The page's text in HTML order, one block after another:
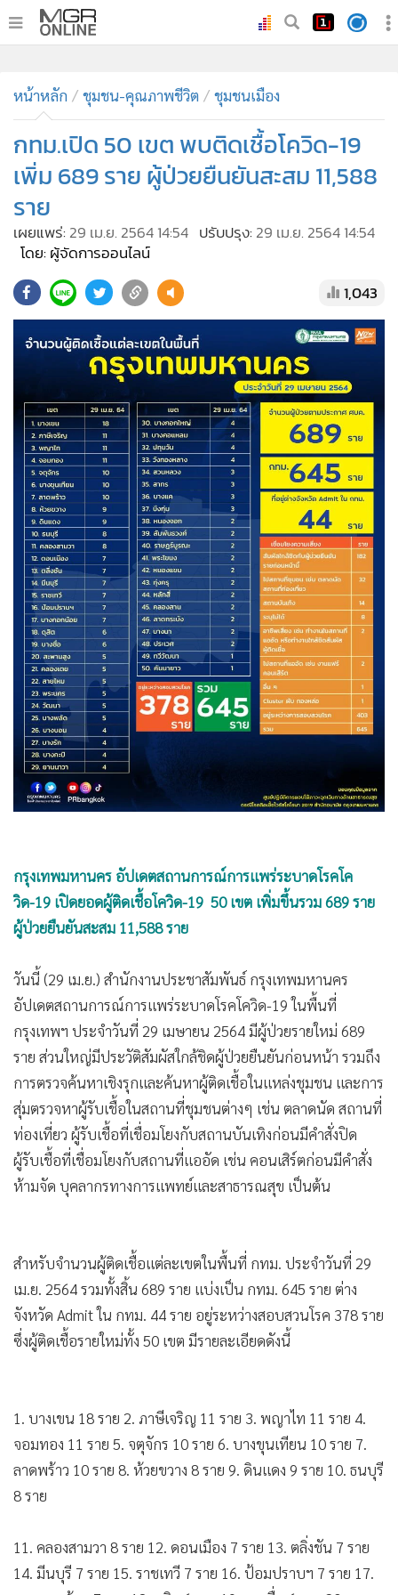
• ทันเหตุการณ์
• ภาคใต้
• ภูมิภาค
• Online Section
• บันเทิง
• ผู้จัดการรายวัน
คอลัมนิสต์
• ละคร
• CbizReview
Cyber BIZ
Good health & Well-being
• Green Innovation & SD
Management & HR
MGR Live
Infographic
การเมือง
ท่องเที่ยว
กีฬา
ต่างประเทศ
Special Scoop
เศรษฐกิจ-ธุรกิจ
จีน
ชุมชน-คุณภาพชีวิต
อาชญากรรม
Motoring
• เกม
• SMEs
• หุ้น
• อินโดจีน
• Celeb Online
• Factcheck
• ญี่ปุ่น
• News1
• Gotomanager
หน้าหลัก ชุมชน-คุณภาพชีวิต ชุมชนเมือง
กทม.เปิด 50 เขต พบติดเชื้อโควิด-19
เพิ่ม 689 ราย ผู้ป่วยยืนยันสะสม 11,588
ราย
เผยแพร่: 29 เม.ย. 2564 14:54 ปรับปรุง: 29 เม.ย. 2564 14:54
โดย: ผู้จัดการออนไลน์
1,043
กรุงเทพมหานคร อัปเดตสถานการณ์การแพร่ระบาดโรคโค
วิด-19 เปิดยอดผู้ติดเชื้อโควิด-19 50 เขต เพิ่มขึ้นรวม 689 ราย
ผู้ป่วยยืนยันสะสม 11,588 ราย
วันนี้ (29 เม.ย.) สำนักงานประชาสัมพันธ์ กรุงเทพมหานคร
อัปเดตสถานการณ์การแพร่ระบาดโรคโควิด-19 ในพื้นที่
กรุงเทพฯ ประจำวันที่ 29 เมษายน 2564 มีผู้ป่วยรายใหม่ 689
ราย ส่วนใหญ่มีประวัติสัมผัสใกล้ชิดผู้ป่วยยืนยันก่อนหน้า รวมถึง
การตรวจค้นหาเชิงรุกและค้นหาผู้ติดเชื้อในแหล่งชุมชน และการ
สุ่มตรวจหาผู้รับเชื้อในสถานที่ชุมชนต่างๆ เช่น ตลาดนัด สถานที่
ท่องเที่ยว ผู้รับเชื้อที่เชื่อมโยงกับสถานบันเทิงก่อนมีคำสั่งปิด
ผู้รับเชื้อที่เชื่อมโยงกับสถานที่แออัด เช่น คอนเสิร์ตก่อนมีคำสั่ง
ห้ามจัด บุคลากรทางการแพทย์และสาธารณสุข เป็นต้น
สำหรับจำนวนผู้ติดเชื้อแต่ละเขตในพื้นที่ กทม. ประจำวันที่ 29
เม.ย. 2564 รวมทั้งสิ้น 689 ราย แบ่งเป็น กทม. 645 ราย ต่าง
จังหวัด Admit ใน กทม. 44 ราย อยู่ระหว่างสอบสวนโรค 378 ราย
ซึ่งผู้ติดเชื้อรายใหม่ทั้ง 50 เขต มีรายละเอียดดังนี้
1. บางเขน 18 ราย 2. ภาษีเจริญ 11 ราย 3. พญาไท 11 ราย 4.
จอมทอง 11 ราย 5. จตุจักร 10 ราย 6. บางขุนเทียน 10 ราย 7.
ลาดพร้าว 10 ราย 8. ห้วยขวาง 8 ราย 9. ดินแดง 9 ราย 10. ธนบุรี
8 ราย
11. คลองสามวา 8 ราย 12. ดอนเมือง 7 ราย 13. ตลิ่งชัน 7 ราย
14. มีนบุรี 7 ราย 15. ราชเทวี 7 ราย 16. ป้อมปราบฯ 7 ราย 17.